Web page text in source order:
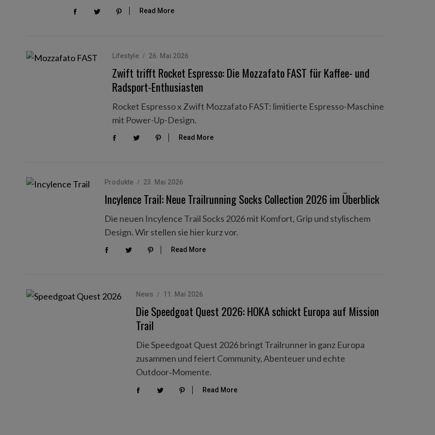
Read More
Lifestyle 26. Mai 2026
Zwift trifft Rocket Espresso: Die Mozzafato FAST für Kaffee- und
Radsport-Enthusiasten
Rocket Espresso x Zwift Mozzafato FAST: limitierte Espresso-Maschine
mit Power-Up-Design.
Read More
Produkte 23. Mai 2026
Incylence Trail: Neue Trailrunning Socks Collection 2026 im Überblick
Die neuen Incylence Trail Socks 2026 mit Komfort, Grip und stylischem
Design. Wir stellen sie hier kurz vor.
Read More
News 11. Mai 2026
Die Speedgoat Quest 2026: HOKA schickt Europa auf Mission
Trail
Die Speedgoat Quest 2026 bringt Trailrunner in ganz Europa
zusammen und feiert Community, Abenteuer und echte
Outdoor‑Momente.
Read More